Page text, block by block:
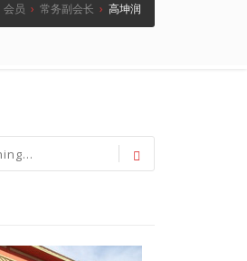
会员 › 常务副会长 › 高坤润